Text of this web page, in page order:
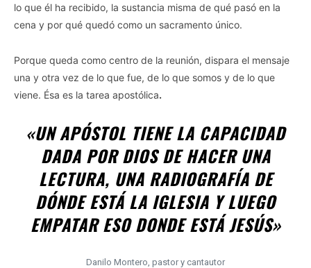
lo que él ha recibido, la sustancia misma de qué pasó en la
cena y por qué quedó como un sacramento único.
Porque queda como centro de la reunión, dispara el mensaje
una y otra vez de lo que fue, de lo que somos y de lo que
viene. Ésa es la tarea apostólica.
«UN APÓSTOL TIENE LA CAPACIDAD
DADA POR DIOS DE HACER UNA
LECTURA, UNA RADIOGRAFÍA DE
DÓNDE ESTÁ LA IGLESIA Y LUEGO
EMPATAR ESO DONDE ESTÁ JESÚS»
Danilo Montero, pastor y cantautor